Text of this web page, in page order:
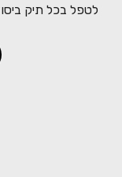
לטפל בכל תיק